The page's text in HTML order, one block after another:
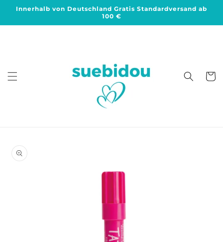
zum
Innerhalb von Deutschland Gratis Standardversand ab
100 €